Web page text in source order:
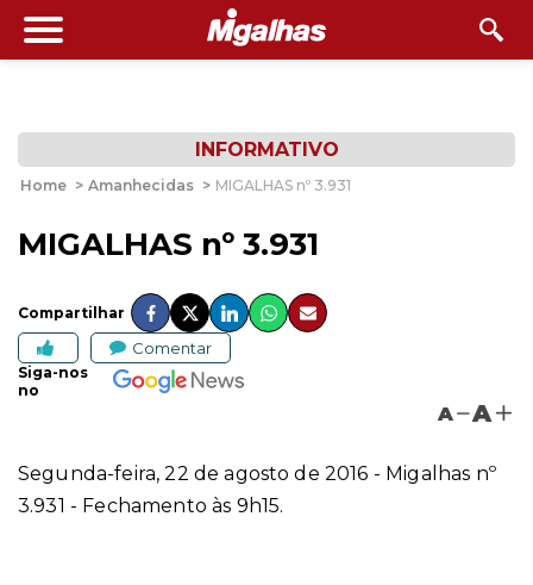
INFORMATIVO
Home > Amanhecidas > MIGALHAS nº 3.931
MIGALHAS nº 3.931
Compartilhar
Comentar
Siga-nos
no
A A
Segunda-feira, 22 de agosto de 2016 - Migalhas nº
3.931 - Fechamento às 9h15.